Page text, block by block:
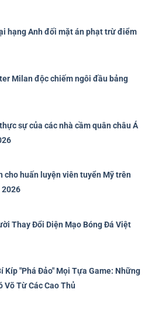
hạng Anh đối mặt án phạt trừ điểm
Milan độc chiếm ngôi đầu bảng
sự của các nhà cầm quân châu Á
cho huấn luyện viên tuyển Mỹ trên
2026
Thay Đổi Diện Mạo Bóng Đá Việt
Kíp "Phá Đảo" Mọi Tựa Game: Những
Võ Từ Các Cao Thủ